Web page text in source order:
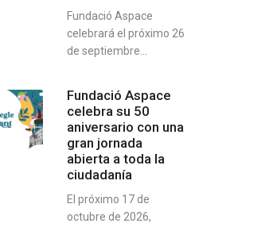
Fundació Aspace
celebrará el próximo 26
de septiembre...
Fundació Aspace
celebra su 50
aniversario con una
gran jornada
abierta a toda la
ciudadanía
El próximo 17 de
octubre de 2026,